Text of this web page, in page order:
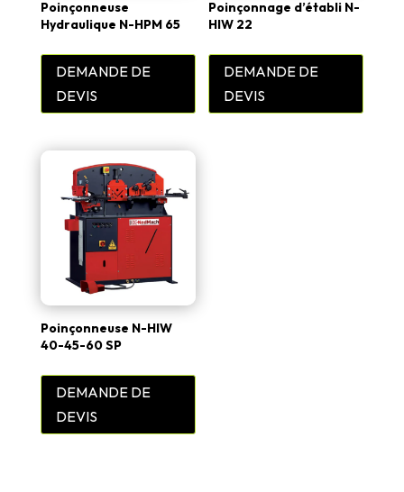
Poinçonneuse
Hydraulique N-HPM 65
DEMANDE DE
DEVIS
Poinçonnage d’établi N-
HIW 22
DEMANDE DE
DEVIS
Poinçonneuse N-HIW
40-45-60 SP
DEMANDE DE
DEVIS